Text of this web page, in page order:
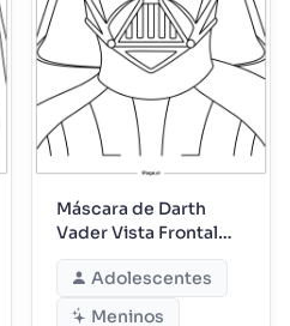
Máscara de Darth
Vader Vista Frontal
com Detalhes
Adolescentes
Meninos